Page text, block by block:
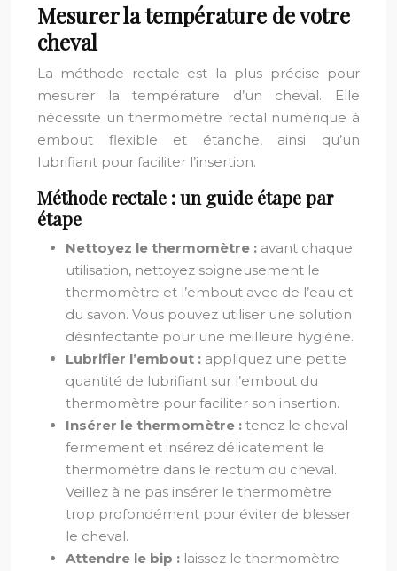
Mesurer la température de votre
cheval
La méthode rectale est la plus précise pour
mesurer la température d’un cheval. Elle
nécessite un thermomètre rectal numérique à
embout flexible et étanche, ainsi qu’un
lubrifiant pour faciliter l’insertion.
Méthode rectale : un guide étape par
étape
Nettoyez le thermomètre : avant chaque
utilisation, nettoyez soigneusement le
thermomètre et l’embout avec de l’eau et
du savon. Vous pouvez utiliser une solution
désinfectante pour une meilleure hygiène.
Lubrifier l’embout : appliquez une petite
quantité de lubrifiant sur l’embout du
thermomètre pour faciliter son insertion.
Insérer le thermomètre : tenez le cheval
fermement et insérez délicatement le
thermomètre dans le rectum du cheval.
Veillez à ne pas insérer le thermomètre
trop profondément pour éviter de blesser
le cheval.
Attendre le bip : laissez le thermomètre